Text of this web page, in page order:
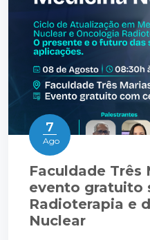
7
Ago
Faculdade Três
evento gratuito
Radioterapia e
Nuclear